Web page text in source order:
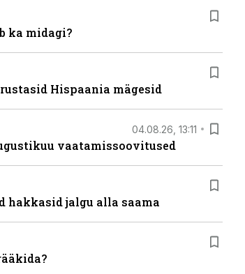
ka midagi?
Hispaania mägesid
04.08.26, 13:11
vaatamissoovitused
hakkasid jalgu alla saama